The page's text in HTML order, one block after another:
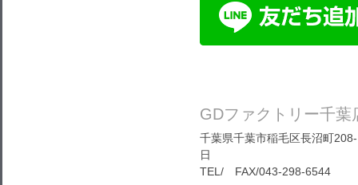
GDファクトリー千葉
千葉県千葉市稲毛区長沼町
日
TEL/ FAX/043-298-6544